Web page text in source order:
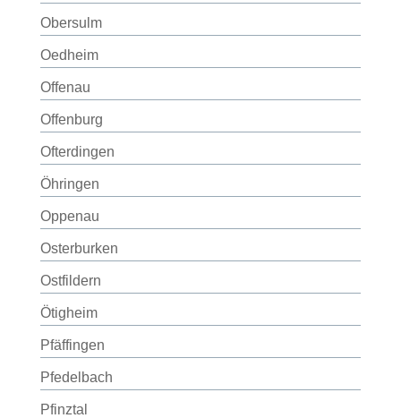
Obersulm
Oedheim
Offenau
Offenburg
Ofterdingen
Öhringen
Oppenau
Osterburken
Ostfildern
Ötigheim
Pfäffingen
Pfedelbach
Pfinztal